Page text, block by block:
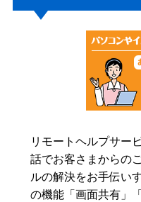
リモートヘルプサー
話でお客さまからの
ルの解決をお手伝い
の機能「画面共有」